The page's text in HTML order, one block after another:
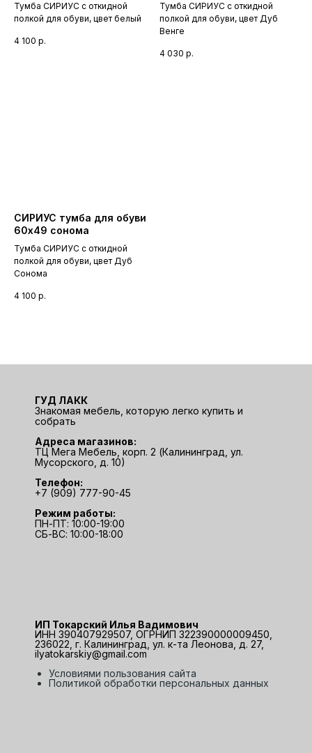
Тумба СИРИУС с откидной
полкой для обуви, цвет белый
4 100 р.
Тумба СИРИУС с откидной
полкой для обуви, цвет Дуб
Венге
4 030 р.
СИРИУС тумба для обуви
60х49 сонома
Тумба СИРИУС с откидной
полкой для обуви, цвет Дуб
Сонома
4 100 р.
ГУД ЛАКК
Знакомая мебель, которую легко купить и
собрать
Адреса магазинов:
ТЦ Мега Мебель, корп. 2 (Калининград, ул.
Мусорского, д. 10)
Телефон:
+7 (909) 777-90-45
Режим работы:
ПН-ПТ: 10:00-19:00
СБ-ВС: 10:00-18:00
ИП Токарский Илья Вадимович
ИНН 390407929507, ОГРНИП 322390000009450,
236022, г. Калининград, ул. к-та Леонова, д. 27,
ilyatokarskiy@gmail.com
Условиями пользования сайта
Политикой обработки персональных данных